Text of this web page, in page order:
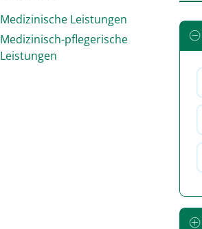
Medizinische Leistungen
Medizinisch-pflegerische
Leistungen